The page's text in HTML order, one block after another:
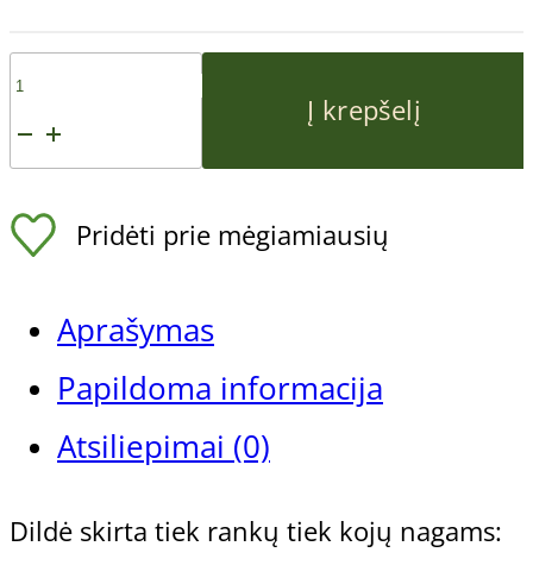
produkto
kiekis:
nerūdijančio
Technik
Į krepšelį
Pridėti prie mėgiamiausių
Aprašymas
Papildoma informacija
Atsiliepimai (0)
Dildė skirta tiek rankų tiek kojų nagams: